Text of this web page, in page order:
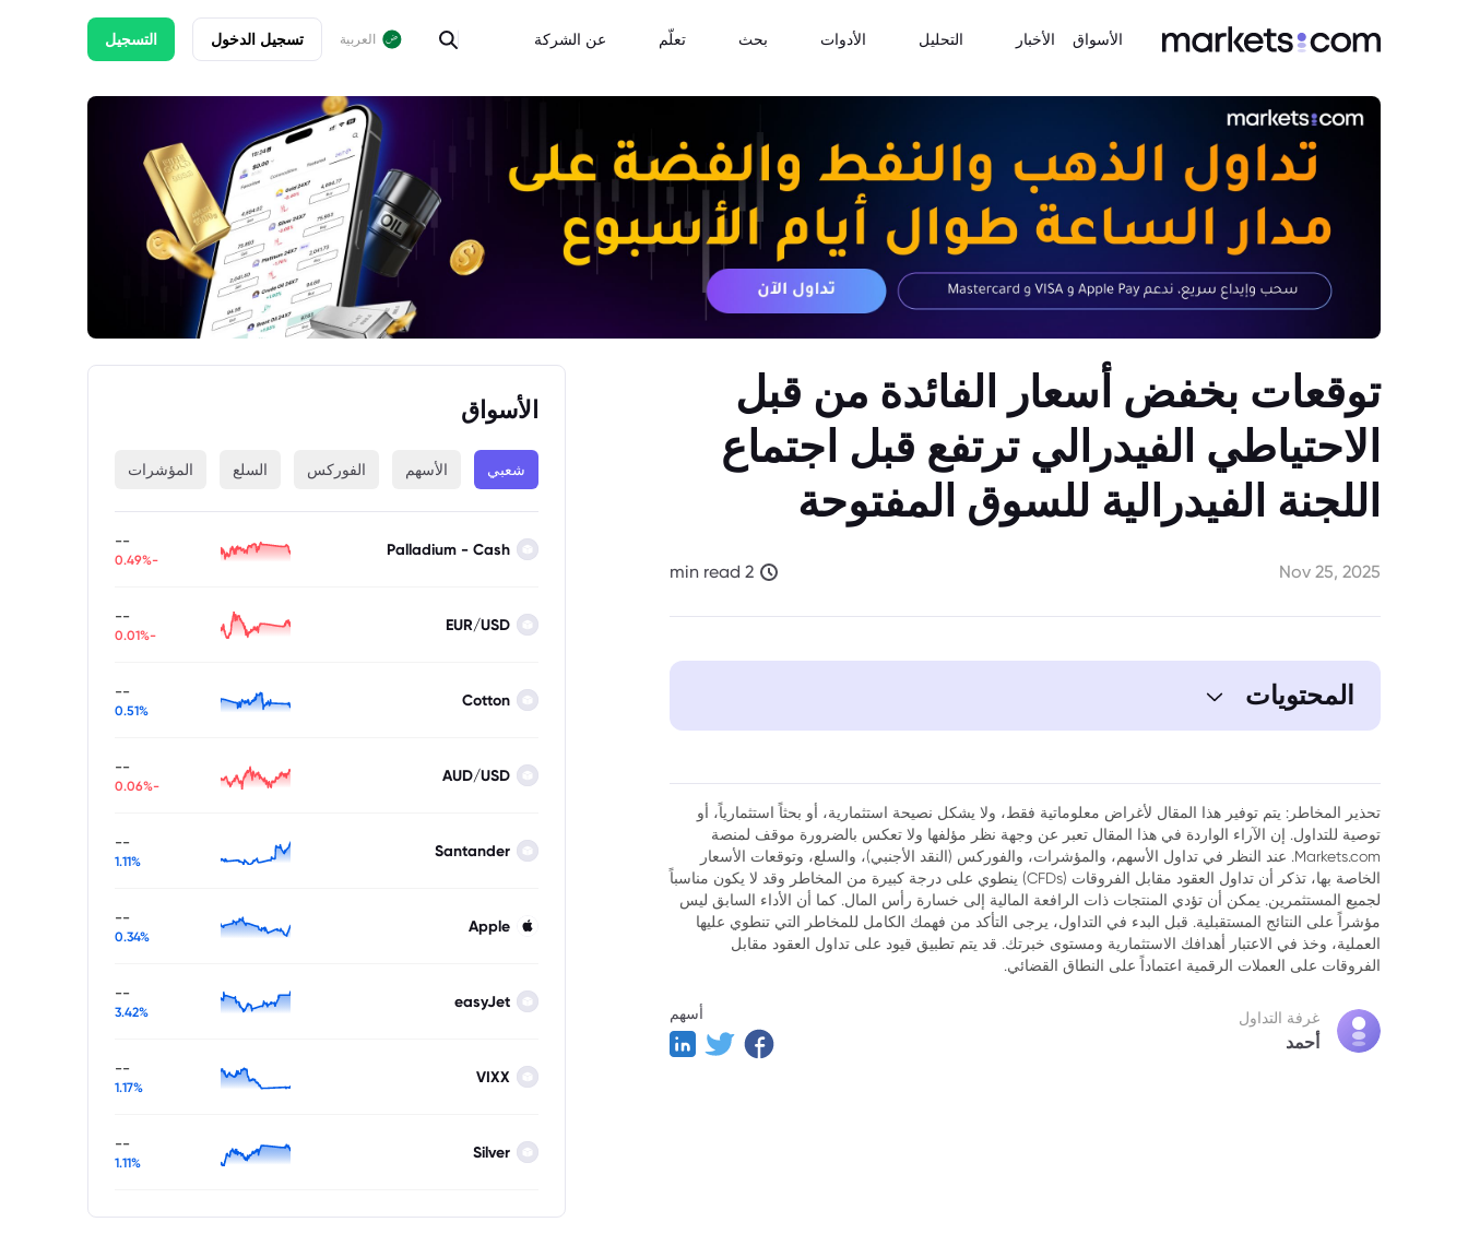
الأسواق الأخبار التحليل الأدوات بحث تعلّم عن الشركة العربية تسجيل الدخول التسجيل
توقعات بخفض أسعار الفائدة من قبل
الاحتياطي الفيدرالي ترتفع قبل اجتماع
اللجنة الفيدرالية للسوق المفتوحة
Nov 25, 2025
2 min read
المحتويات
3. ردود فعل السوق وتصريحات المسؤولين
4. آلية التصويت في اللجنة الفيدرالية للسوق المفتوحة
5. توجهات أعضاء اللجنة الفيدرالية للسوق المفتوحة لعام 2025
تحذير المخاطر: يتم توفير هذا المقال لأغراض معلوماتية فقط، ولا يشكل نصيحة استثمارية، أو بحثاً استثمارياً، أو
توصية للتداول. إن الآراء الواردة في هذا المقال تعبر عن وجهة نظر مؤلفها ولا تعكس بالضرورة موقف لمنصة
Markets.com. عند النظر في تداول الأسهم، والمؤشرات، والفوركس (النقد الأجنبي)، والسلع، وتوقعات الأسعار
الخاصة بها، تذكر أن تداول العقود مقابل الفروقات (CFDs) ينطوي على درجة كبيرة من المخاطر وقد لا يكون مناسباً
لجميع المستثمرين. يمكن أن تؤدي المنتجات ذات الرافعة المالية إلى خسارة رأس المال. كما أن الأداء السابق ليس
مؤشراً على النتائج المستقبلية. قبل البدء في التداول، يرجى التأكد من فهمك الكامل للمخاطر التي تنطوي عليها
العملية، وخذ في الاعتبار أهدافك الاستثمارية ومستوى خبرتك. قد يتم تطبيق قيود على تداول العقود مقابل
الفروقات على العملات الرقمية اعتماداً على النطاق القضائي.
غرفة التداول
أحمد
أسهم
الأسواق
شعبي الأسهم الفوركس السلع المؤشرات
Palladium - Cash
--
-0.49%
EUR/USD
--
-0.01%
Cotton
--
0.51%
AUD/USD
--
-0.06%
Santander
--
1.11%
Apple
--
0.34%
easyJet
--
3.42%
VIXX
--
1.17%
Silver
--
1.11%